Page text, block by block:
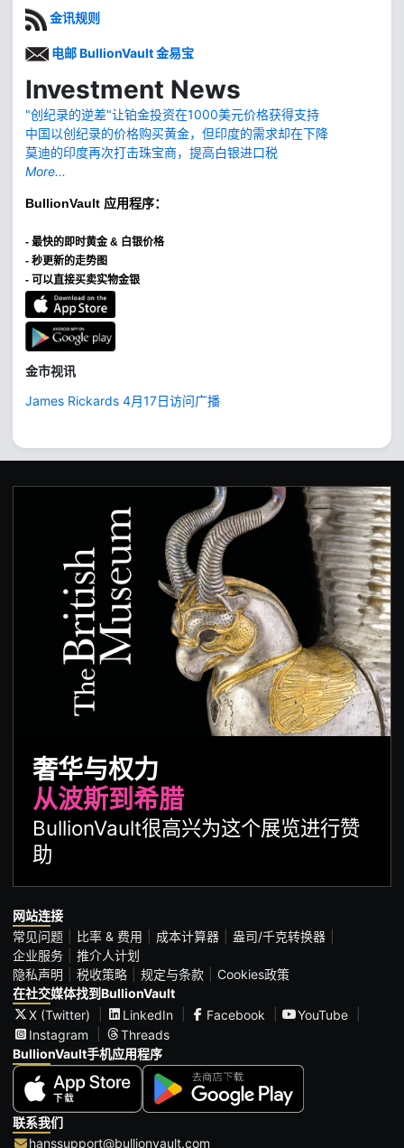
金讯规则
电邮 BullionVault 金易宝
Investment News
"创纪录的逆差"让铂金投资在1000美元价格获得支持
中国以创纪录的价格购买黄金，但印度的需求却在下降
莫迪的印度再次打击珠宝商，提高白银进口税
More...
BullionVault 应用程序：
- 最快的即时黄金 & 白银价格
- 秒更新的走势图
- 可以直接买卖实物金银
金市视讯
James Rickards 4月17日访问广播
奢华与权力
从波斯到希腊
BullionVault很高兴为这个展览进行赞
助
网站连接
常见问题
比率 & 费用 成本计算器
盎司/千克转换器
企业服务
推介人计划
隐私声明
税收策略 规定与条款
Cookies政策
在社交媒体找到BullionVault
X (Twitter)
LinkedIn Facebook
YouTube
Instagram
Threads
BullionVault手机应用程序
联系我们
hanssupport@bullionvault.com